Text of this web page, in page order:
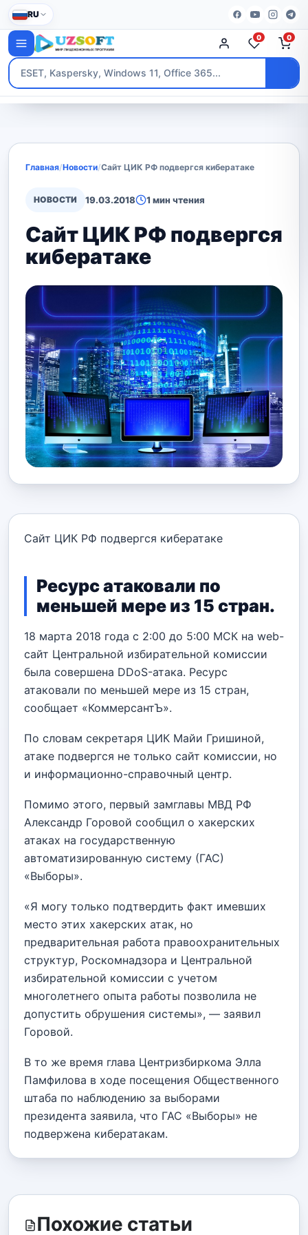
RU
0 0
Главная/Новости/Сайт ЦИК РФ подвергся кибератаке
НОВОСТИ 19.03.2018 1 мин чтения
Сайт ЦИК РФ подвергся
кибератаке
Сайт ЦИК РФ подвергся кибератаке
Ресурс атаковали по
меньшей мере из 15 стран.
18 марта 2018 года с 2:00 до 5:00 МСК на web-
сайт Центральной избирательной комиссии
была совершена DDoS-атака. Ресурс
атаковали по меньшей мере из 15 стран,
сообщает «КоммерсантЪ».
По словам секретаря ЦИК Майи Гришиной,
атаке подвергся не только сайт комиссии, но
и информационно-справочный центр.
Помимо этого, первый замглавы МВД РФ
Александр Горовой сообщил о хакерских
атаках на государственную
автоматизированную систему (ГАС)
«Выборы».
«Я могу только подтвердить факт имевших
место этих хакерских атак, но
предварительная работа правоохранительных
структур, Роскомнадзора и Центральной
избирательной комиссии с учетом
многолетнего опыта работы позволила не
допустить обрушения системы», — заявил
Горовой.
В то же время глава Центризбиркома Элла
Памфилова в ходе посещения Общественного
штаба по наблюдению за выборами
президента заявила, что ГАС «Выборы» не
подвержена кибератакам.
Похожие статьи